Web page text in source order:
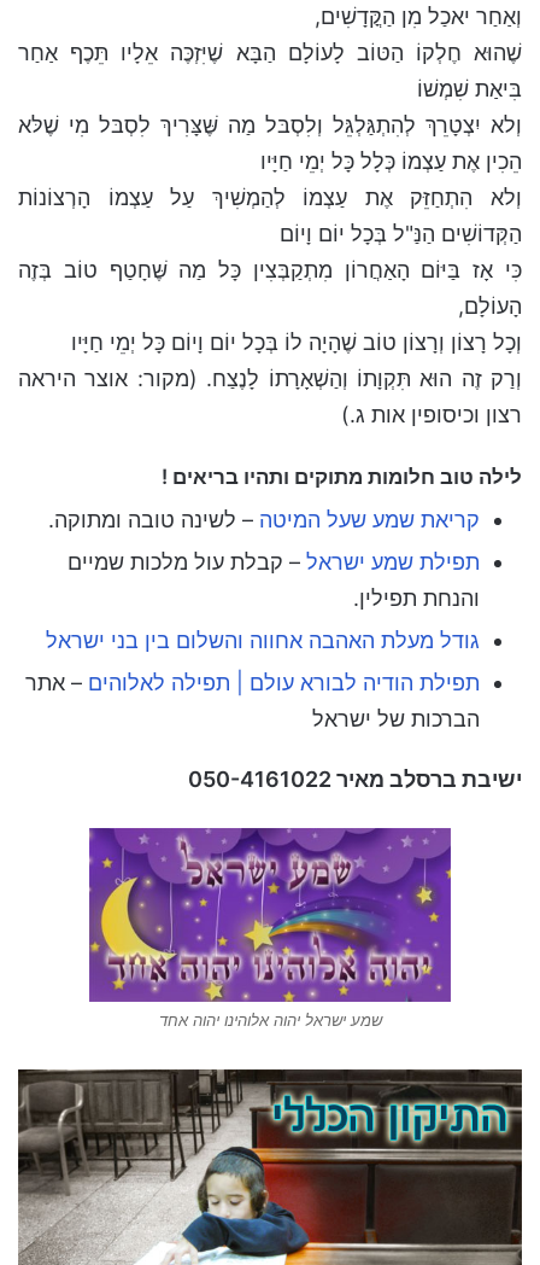
וְאַחַר יאכַל מִן הַקֳּדָשִׁים,
שֶׁהוּא חֶלְקוֹ הַטּוֹב לָעוֹלָם הַבָּא שֶׁיִּזְכֶּה אֵלָיו תֵּכֶף אַחַר
בִּיאַת שִׁמְשׁוֹ
וְלא יִצְטָרֵךְ לְהִתְגַּלְגֵּל וְלִסְבּל מַה שֶּׁצָּרִיךְ לִסְבּל מִי שֶׁלּא
הֵכִין אֶת עַצְמוֹ כְּלָל כָּל יְמֵי חַיָּיו
וְלא הִתְחַזֵּק אֶת עַצְמוֹ לְהַמְשִׁיךְ עַל עַצְמוֹ הָרְצוֹנוֹת
הַקְּדוֹשִׁים הַנַּ"ל בְּכָל יוֹם וָיוֹם
כִּי אָז בַּיּוֹם הָאַחֲרוֹן מִתְקַבְּצִין כָּל מַה שֶּׁחָטַף טוֹב בְּזֶה
הָעוֹלָם,
וְכָל רָצוֹן וְרָצוֹן טוֹב שֶׁהָיָה לוֹ בְּכָל יוֹם וָיוֹם כָּל יְמֵי חַיָּיו
וְרַק זֶה הוּא תִּקְוָתוֹ וְהַשְׁאָרָתוֹ לָנֶצַח. (מקור: אוצר היראה
רצון וכיסופין אות ג.)
לילה טוב חלומות מתוקים ותהיו בריאים !
קריאת שמע שעל המיטה – לשינה טובה ומתוקה.
תפילת שמע ישראל – קבלת עול מלכות שמיים
והנחת תפילין.
גודל מעלת האהבה אחווה והשלום בין בני ישראל
תפילת הודיה לבורא עולם | תפילה לאלוהים – אתר
הברכות של ישראל
ישיבת ברסלב מאיר 050-4161022
שמע ישראל יהוה אלוהינו יהוה אחד